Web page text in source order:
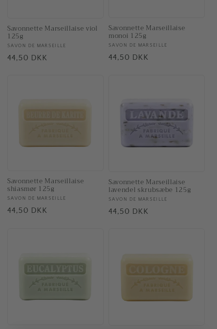
Savonnette Marseillaise viol
125g
Forhandler:
SAVON DE MARSEILLE
Normalpris
44,50 DKK
Savonnette Marseillaise
monoi 125g
Forhandler:
SAVON DE MARSEILLE
Normalpris
44,50 DKK
Savonnette Marseillaise
shiasmør 125g
Forhandler:
SAVON DE MARSEILLE
Normalpris
44,50 DKK
Savonnette Marseillaise
lavendel skrubsæbe 125g
Forhandler:
SAVON DE MARSEILLE
Normalpris
44,50 DKK